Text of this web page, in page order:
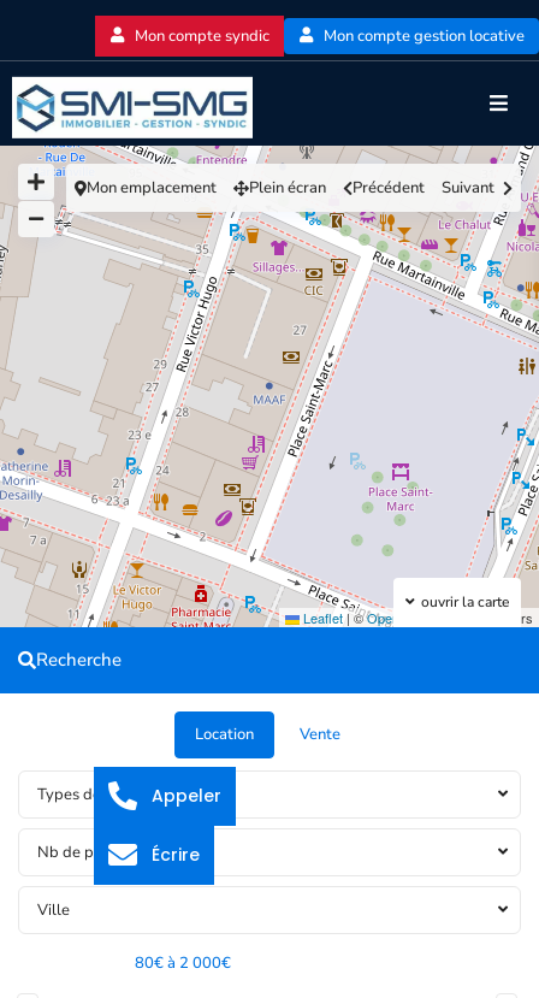
Mon compte syndic Mon compte gestion locative
Leaflet |©OpenStreetMap contributors
ouvrir la carte
Mon emplacement Plein écran Précédent Suivant
Recherche
Location Vente
Types de bien
Nb de pièces
Ville
80€ à 2 000€
Appeler
Écrire